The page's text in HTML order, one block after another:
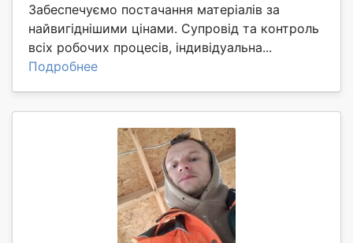
Забеспечуємо постачання матеріалів за
найвигіднішими цінами. Супровід та контроль
всіх робочих процесів, індивідуальна...
Подробнее